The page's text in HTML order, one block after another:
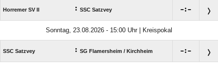
Horremer SV II : SSC Satzvey :
Sonntag, 23.08.2026 - 15:00 Uhr | Kreispokal
SSC Satzvey : SG Flamersheim /​ Kirchheim :